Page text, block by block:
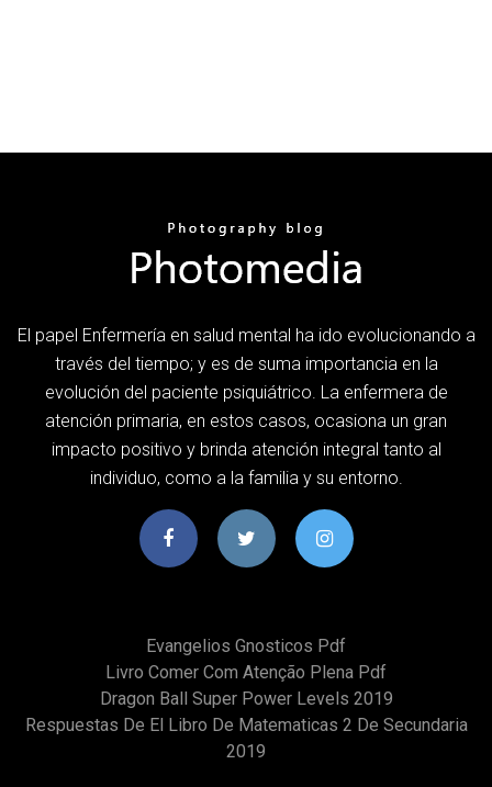
El papel Enfermería en salud mental ha ido evolucionando a
través del tiempo; y es de suma importancia en la
evolución del paciente psiquiátrico. La enfermera de
atención primaria, en estos casos, ocasiona un gran
impacto positivo y brinda atención integral tanto al
individuo, como a la familia y su entorno.
Evangelios Gnosticos Pdf
Livro Comer Com Atenção Plena Pdf
Dragon Ball Super Power Levels 2019
Respuestas De El Libro De Matematicas 2 De Secundaria
2019